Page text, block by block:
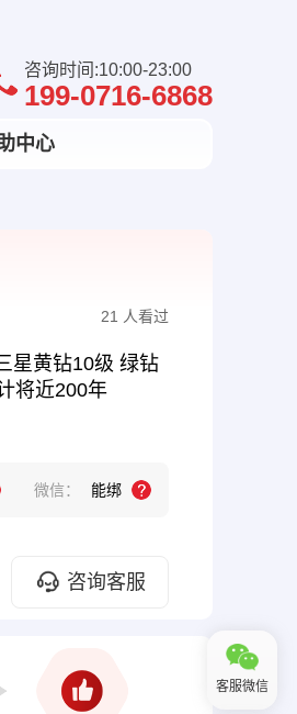
咨询时间:10:00-23:00
199-0716-6868
中心
21 人看过
星黄钻10级 绿钻
将近200年
微信： 能绑
咨询客服
客服微信